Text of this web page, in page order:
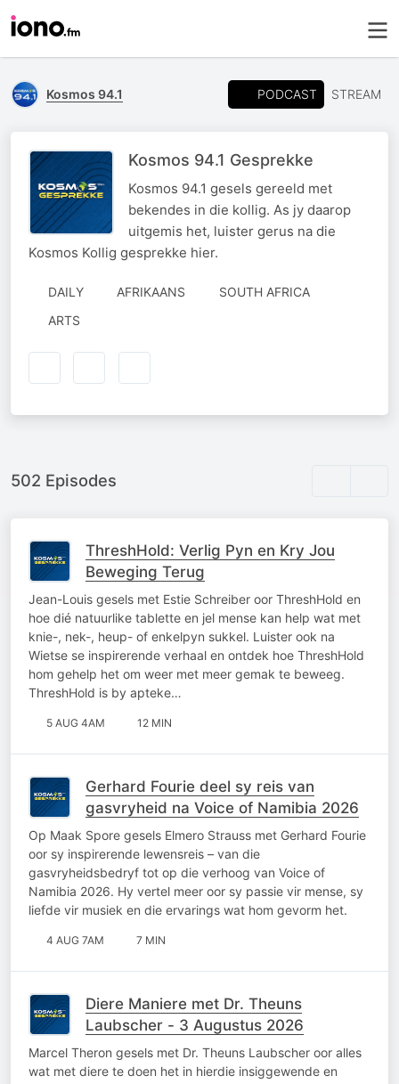
Kosmos 94.1 PODCAST STREAM
Kosmos 94.1 Gesprekke
Kosmos 94.1 gesels gereeld met
bekendes in die kollig. As jy daarop
uitgemis het, luister gerus na die
Kosmos Kollig gesprekke hier.
DAILY AFRIKAANS
SOUTH AFRICA
ARTS
502 Episodes
ThreshHold: Verlig Pyn en Kry Jou
Beweging Terug
Jean-Louis gesels met Estie Schreiber oor ThreshHold en
hoe dié natuurlike tablette en jel mense kan help wat met
knie-, nek-, heup- of enkelpyn sukkel. Luister ook na
Wietse se inspirerende verhaal en ontdek hoe ThreshHold
hom gehelp het om weer met meer gemak te beweeg.
ThreshHold is by apteke…
5 AUG 4AM 12 MIN
Gerhard Fourie deel sy reis van
gasvryheid na Voice of Namibia 2026
Op Maak Spore gesels Elmero Strauss met Gerhard Fourie
oor sy inspirerende lewensreis – van die
gasvryheidsbedryf tot op die verhoog van Voice of
Namibia 2026. Hy vertel meer oor sy passie vir mense, sy
liefde vir musiek en die ervarings wat hom gevorm het.
4 AUG 7AM 7 MIN
Diere Maniere met Dr. Theuns
Laubscher - 3 Augustus 2026
Marcel Theron gesels met Dr. Theuns Laubscher oor alles
wat met diere te doen het in hierdie insiggewende en